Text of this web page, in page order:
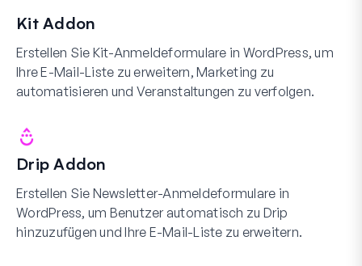
Kit Addon
Erstellen Sie Kit-Anmeldeformulare in WordPress, um
Ihre E-Mail-Liste zu erweitern, Marketing zu
automatisieren und Veranstaltungen zu verfolgen.
Drip Addon
Erstellen Sie Newsletter-Anmeldeformulare in
WordPress, um Benutzer automatisch zu Drip
hinzuzufügen und Ihre E-Mail-Liste zu erweitern.